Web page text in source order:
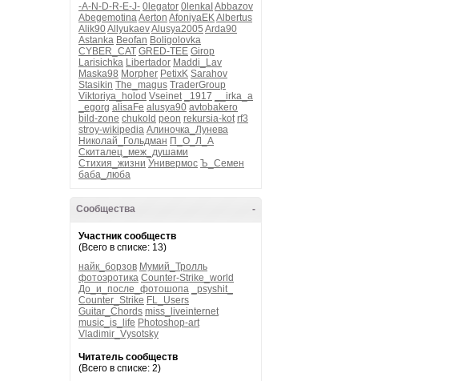
-A-N-D-R-E-J- 0legator 0lenkaI Abbazov
AbegemotinaAerton AfoniyaEKAlbertus
Alik90AllyukaevAlusya2005 Arda90
Astanka Beofan Boligolovka
CYBER_CAT GRED-TEE Girop
Larisichka Libertador Maddi_Lav
Maska98 Morpher PetixK Sarahov
Stasikin The_magus TraderGroup
Viktoriya_holod Vseinet _1917
__irka_a
_egorg alisaFe alusya90 avtobakero
bild-zone chukold peon rekursia-kot rf3
stroy-wikipedia Алиночка_Лунева
Николай_Гольдман П_О_Л_А
Скиталец_меж_душами
Стихия_жизни Универмос Ъ_Семен
баба_люба
-
Сообщества
Участник сообществ
(Всего в списке: 13)
найк_борзов Мумий_Тролль
фотоэротика Counter-Strike_world
До_и_после_фотошопа
_psyshit_
Counter_Strike FL_Users
Guitar_Chords miss_liveinternet
music_is_life Photoshop-art
Vladimir_Vysotsky
Читатель сообществ
(Всего в списке: 2)